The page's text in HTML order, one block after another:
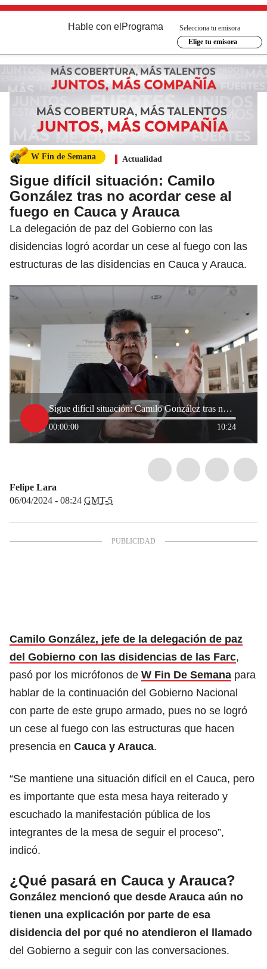
Hable con el Programa
Selecciona tu emisora
Elige tu emisora
W Fin de Semana Actualidad
Sigue difícil situación: Camilo
González tras no acordar cese al
fuego en Cauca y Arauca
La delegación de paz del Gobierno con las
disidencias logró acordar un cese al fuego con las
estructuras de las disidencias en Cauca y Arauca.
Sigue difícil situación: Camilo González tras no acordar cese al fuego en Cauca y Arauca
00:00:00 10:24
Felipe Lara
06/04/2024 - 08:24 GMT-5
Camilo González, jefe de la delegación de paz
del Gobierno con las disidencias de las Farc,
pasó por los micrófonos de W Fin De Semana para
hablar de la continuación del Gobierno Nacional
con parte de este grupo armado, pues no se logró
un cese al fuego con las estructuras que hacen
presencia en Cauca y Arauca.
“Se mantiene una situación difícil en el Cauca, pero
es importante que esta mesa haya reiterado y
escuchado la manifestación pública de los
integrantes de la mesa de seguir el proceso”,
indicó.
¿Qué pasará en Cauca y Arauca?
González mencionó que desde Arauca aún no
tienen una explicación por parte de esa
disidencia del por qué no atendieron el llamado
del Gobierno a seguir con las conversaciones.